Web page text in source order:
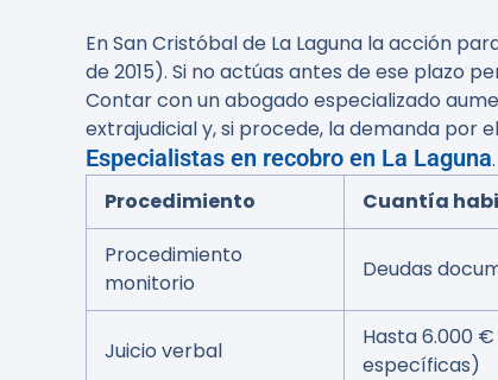
En San Cristóbal de La Laguna la acción
de 2015). Si no actúas antes de ese plazo
Contar con un abogado especializado
extrajudicial y, si procede, la demanda por
Especialistas en recobro en La Laguna.
Procedimiento
Cuantía
Procedimiento
monitorio
Deudas
Juicio verbal
Hasta 6.000
específicas)